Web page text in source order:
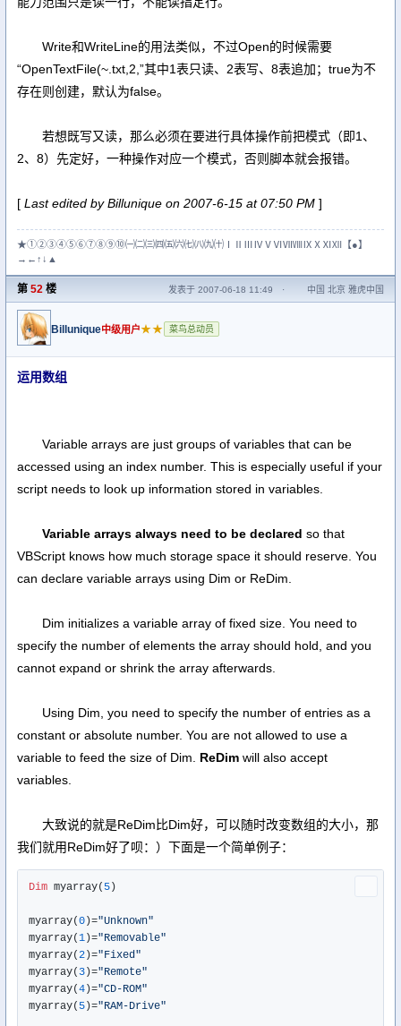
Write和WriteLine的用法类似，不过Open的时候需要
“OpenTextFile(~.txt,2,”其中1表只读、2表写、8表追加；true为不
存在则创建，默认为false。
若想既写又读，那么必须在要进行具体操作前把模式（即1、
2、8）先定好，一种操作对应一个模式，否则脚本就会报错。
[ Last edited by Billunique on 2007-6-15 at 07:50 PM ]
★①②③④⑤⑥⑦⑧⑨⑩㈠㈡㈢㈣㈤㈥㈦㈧㈨㈩ⅠⅡⅢⅣⅤⅥⅦⅧⅨⅩⅪⅫ【●】
→←↑↓▲
第 52 楼 发表于 2007-06-18 11:49 · 中国 北京 雅虎中国
Billunique中级用户★★ 菜鸟总动员
运用数组
Variable arrays are just groups of variables that can be
accessed using an index number. This is especially useful if your
script needs to look up information stored in variables.
Variable arrays always need to be declared so that
VBScript knows how much storage space it should reserve. You
can declare variable arrays using Dim or ReDim.
Dim initializes a variable array of fixed size. You need to
specify the number of elements the array should hold, and you
cannot expand or shrink the array afterwards.
Using Dim, you need to specify the number of entries as a
constant or absolute number. You are not allowed to use a
variable to feed the size of Dim.
ReDim will also accept
variables.
大致说的就是ReDim比Dim好，可以随时改变数组的大小，那
我们就用ReDim好了呗：）下面是一个简单例子：
Dim myarray( 5)
myarray(0)="Unknown"
myarray(1)="Removable"
myarray(2)="Fixed"
myarray( 3)="Remote"
myarray(4)="CD-ROM"
myarray( 5)="RAM-Drive"